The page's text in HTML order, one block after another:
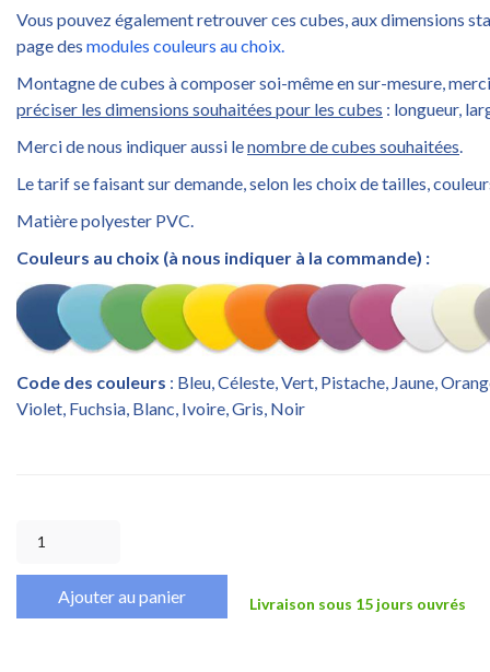
Vous pouvez également retrouver ces cubes, aux dimensions
page des modules couleurs au choix.
Montagne de cubes à composer soi-même en sur-mesure,
préciser les dimensions souhaitées pour les cubes : longueur,
Merci de nous indiquer aussi lenombre de cubes souhaitées.
Le tarif se faisant sur demande, selon les choix de tailles,
Matière polyester PVC.
Couleurs au choix (à nous indiquer à la commande) :
Code des couleurs : Bleu, Céleste, Vert, Pistache, Jaune,
Violet, Fuchsia, Blanc, Ivoire, Gris, Noir
Ajouter au panier Livraison sous 15 jours ouvrés